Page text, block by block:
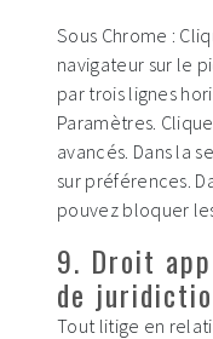
Sous Chrome :
navigateur sur le
par trois lignes
Paramètres.
avancés. Dans la
sur préférences.
pouvez bloquer
9. Droit
de
Tout litige en